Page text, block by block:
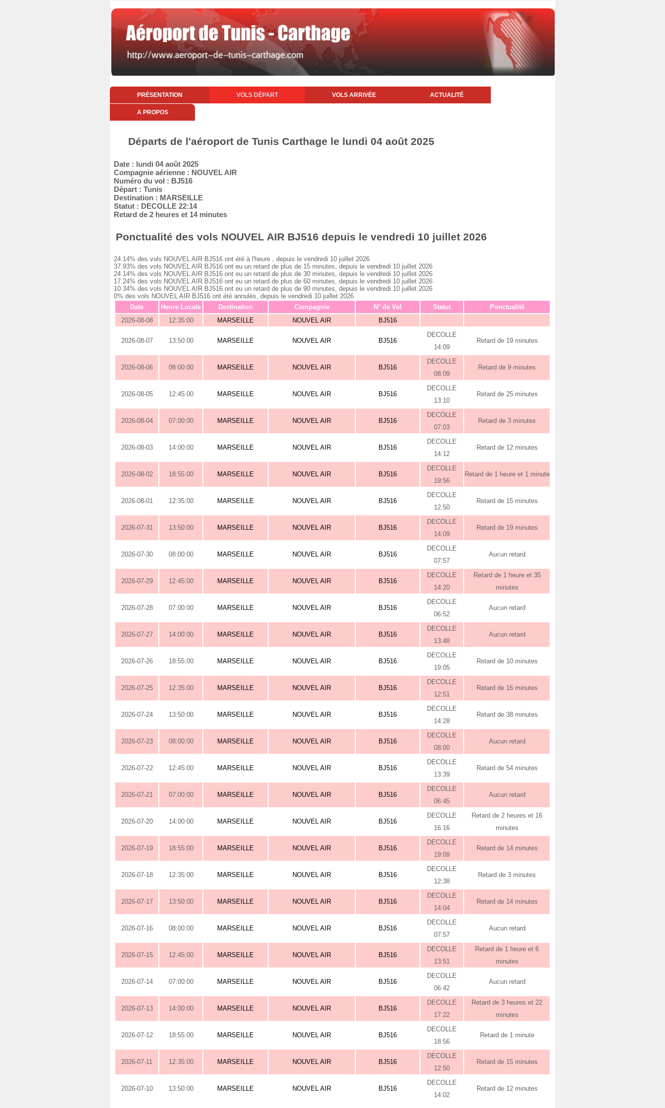
PRÉSENTATION VOLS DÉPART VOLS ARRIVÉE ACTUALITÉ
A PROPOS
Départs de l'aéroport de Tunis Carthage le lundi 04 août 2025
Date : lundi 04 août 2025
Compagnie aérienne : NOUVEL AIR
Numéro du vol : BJ516
Départ : Tunis
Destination : MARSEILLE
Statut : DECOLLE 22:14
Retard de 2 heures et 14 minutes
Ponctualité des vols NOUVEL AIR BJ516 depuis le vendredi 10 juillet 2026
24.14% des vols NOUVEL AIR BJ516 ont été à l'heure , depuis le vendredi 10 juillet 2026
37.93% des vols NOUVEL AIR BJ516 ont eu un retard de plus de 15 minutes, depuis le vendredi 10 juillet 2026
24.14% des vols NOUVEL AIR BJ516 ont eu un retard de plus de 30 minutes, depuis le vendredi 10 juillet 2026
17.24% des vols NOUVEL AIR BJ516 ont eu un retard de plus de 60 minutes, depuis le vendredi 10 juillet 2026
10.34% des vols NOUVEL AIR BJ516 ont eu un retard de plus de 90 minutes, depuis le vendredi 10 juillet 2026
0% des vols NOUVEL AIR BJ516 ont été annulés, depuis le vendredi 10 juillet 2026
Date
Heure Locale Destination Compagnie N° de Vol Statut
Ponctualité
2026-08-08
12:35:00 MARSEILLE NOUVEL AIR BJ516
2026-08-07 13:50:00 MARSEILLE NOUVEL AIR BJ516
DECOLLE
14:09
Retard de 19 minutes
2026-08-06 08:00:00 MARSEILLE NOUVEL AIR BJ516
DECOLLE
08:09
Retard de 9 minutes
2026-08-05 12:45:00 MARSEILLE NOUVEL AIR BJ516
DECOLLE
13:10
Retard de 25 minutes
2026-08-04 07:00:00 MARSEILLE NOUVEL AIR BJ516
DECOLLE
07:03
Retard de 3 minutes
2026-08-03 14:00:00 MARSEILLE NOUVEL AIR BJ516
DECOLLE
14:12
Retard de 12 minutes
2026-08-02 18:55:00 MARSEILLE NOUVEL AIR BJ516
DECOLLE
19:56
Retard de 1 heure et 1 minute
2026-08-01 12:35:00 MARSEILLE NOUVEL AIR BJ516
DECOLLE
12:50
Retard de 15 minutes
2026-07-31 13:50:00 MARSEILLE NOUVEL AIR BJ516
DECOLLE
14:09
Retard de 19 minutes
2026-07-30 08:00:00 MARSEILLE NOUVEL AIR BJ516
DECOLLE
07:57
Aucun retard
2026-07-29 12:45:00 MARSEILLE NOUVEL AIR BJ516
DECOLLE
14:20
Retard de 1 heure et 35
minutes
2026-07-28 07:00:00 MARSEILLE NOUVEL AIR BJ516
DECOLLE
06:52
Aucun retard
2026-07-27 14:00:00 MARSEILLE NOUVEL AIR BJ516
DECOLLE
13:48
Aucun retard
2026-07-26 18:55:00 MARSEILLE NOUVEL AIR BJ516
DECOLLE
19:05
Retard de 10 minutes
2026-07-25 12:35:00 MARSEILLE NOUVEL AIR BJ516
DECOLLE
12:51
Retard de 16 minutes
2026-07-24 13:50:00 MARSEILLE NOUVEL AIR BJ516
DECOLLE
14:28
Retard de 38 minutes
2026-07-23 08:00:00 MARSEILLE NOUVEL AIR BJ516
DECOLLE
08:00
Aucun retard
2026-07-22 12:45:00 MARSEILLE NOUVEL AIR BJ516
DECOLLE
13:39
Retard de 54 minutes
2026-07-21 07:00:00 MARSEILLE NOUVEL AIR BJ516
DECOLLE
06:45
Aucun retard
2026-07-20 14:00:00 MARSEILLE NOUVEL AIR BJ516
DECOLLE
16:16
Retard de 2 heures et 16
minutes
2026-07-19 18:55:00 MARSEILLE NOUVEL AIR BJ516
DECOLLE
19:09
Retard de 14 minutes
2026-07-18 12:35:00 MARSEILLE NOUVEL AIR BJ516
DECOLLE
12:38
Retard de 3 minutes
2026-07-17 13:50:00 MARSEILLE NOUVEL AIR BJ516
DECOLLE
14:04
Retard de 14 minutes
2026-07-16 08:00:00 MARSEILLE NOUVEL AIR BJ516
DECOLLE
07:57
Aucun retard
2026-07-15 12:45:00 MARSEILLE NOUVEL AIR BJ516
DECOLLE
13:51
Retard de 1 heure et 6
minutes
2026-07-14 07:00:00 MARSEILLE NOUVEL AIR BJ516
DECOLLE
06:42
Aucun retard
2026-07-13 14:00:00 MARSEILLE NOUVEL AIR BJ516
DECOLLE
17:22
Retard de 3 heures et 22
minutes
2026-07-12 18:55:00 MARSEILLE NOUVEL AIR BJ516
DECOLLE
18:56
Retard de 1 minute
2026-07-11 12:35:00 MARSEILLE NOUVEL AIR BJ516
DECOLLE
12:50
Retard de 15 minutes
2026-07-10 13:50:00 MARSEILLE NOUVEL AIR BJ516
DECOLLE
14:02
Retard de 12 minutes